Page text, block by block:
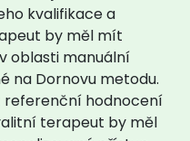
kvalifikace a
by měl mít
oblasti manuální
na Dornovu metodu.
referenční hodnocení
terapeut by měl